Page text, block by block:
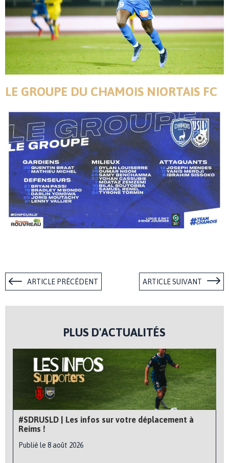
LE GROUPE DU CHAMOIS NIORTAIS FC
ARTICLE PRÉCÉDENT ARTICLE SUIVANT
PLUS D'ACTUALITÉS
#SDRUSLD | Les infos sur votre déplacement à
Reims !
Publié le 8 août 2026